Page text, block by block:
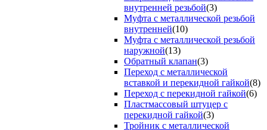
внутренней резьбой(3)
Муфта с металлической резьбой
внутренней(10)
Муфта с металлической резьбой
наружной(13)
Обратный клапан(3)
Переход с металлической
вставкой и перекидной гайкой(8)
Переход с перекидной гайкой(6)
Пластмассовый штуцер с
перекидной гайкой(3)
Тройник с металлической